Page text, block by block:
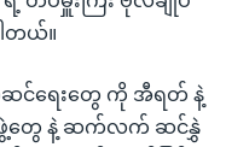
ါတယ်။
င်ရေးတွေ ကို အီရတ် နဲ့
ဖွဲ့တွေ နဲ့ ဆက်လက် ဆင်နွှဲ